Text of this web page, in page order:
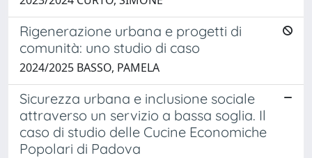
Rigenerazione urbana e progetti di
comunità: uno studio di caso
2024/2025 BASSO, PAMELA
Sicurezza urbana e inclusione sociale
attraverso un servizio a bassa soglia. Il
caso di studio delle Cucine Economiche
Popolari di Padova